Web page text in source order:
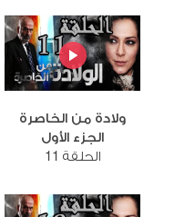
ولادة من الخاصرة
الجزء الأول
الحلقة 11